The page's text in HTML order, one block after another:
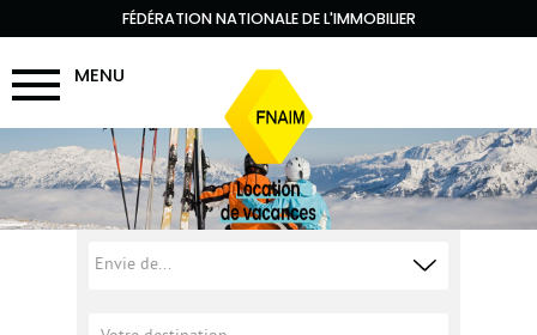
FÉDÉRATION NATIONALE DE L'IMMOBILIER
MENU